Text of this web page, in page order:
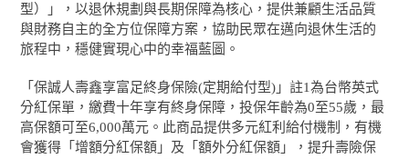
型）」，以退休規劃與長期保障為核心，提供兼顧生活品質
與財務自主的全方位保障方案，協助民眾在邁向退休生活的
旅程中，穩健實現心中的幸福藍圖。
「保誠人壽鑫享富足終身保險(定期給付型)」註1為台幣英式
分紅保單，繳費十年享有終身保障，投保年齡為0至55歲，最
高保額可至6,000萬元。此商品提供多元紅利給付機制，有機
會獲得「增額分紅保額」及「額外分紅保額」，提升壽險保